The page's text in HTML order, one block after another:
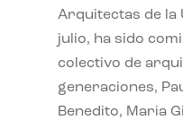
Arquitectas de la
julio, ha sido
colectivo de
generaciones,
Benedito, Maria